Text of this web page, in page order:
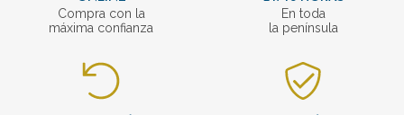
Compra con la
máxima confianza
En toda
la península